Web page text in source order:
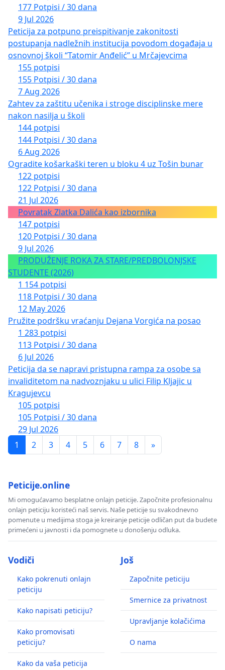
177 Potpisi / 30 dana
9 Jul 2026
Peticija za potpuno preispitivanje zakonitosti
postupanja nadležnih institucija povodom događaja u
osnovnoj školi “Tatomir Anđelić” u Mrčajevcima
155 potpisi
155 Potpisi / 30 dana
7 Aug 2026
Zahtev za zaštitu učenika i stroge disciplinske mere
nakon nasilja u školi
144 potpisi
144 Potpisi / 30 dana
6 Aug 2026
Ogradite košarkaški teren u bloku 4 uz Tošin bunar
122 potpisi
122 Potpisi / 30 dana
21 Jul 2026
Povratak Zlatka Dalića kao izbornika
147 potpisi
120 Potpisi / 30 dana
9 Jul 2026
PRODUŽENJE ROKA ZA STARE/PREDBOLONJSKE
STUDENTE (2026)
1 154 potpisi
118 Potpisi / 30 dana
12 May 2026
Pružite podršku vraćanju Dejana Vorgića na posao
1 283 potpisi
113 Potpisi / 30 dana
6 Jul 2026
Peticija da se napravi pristupna rampa za osobe sa
invaliditetom na nadvoznjaku u ulici Filip Kljajic u
Kragujevcu
105 potpisi
105 Potpisi / 30 dana
29 Jul 2026
1
2 3 4 5 6 7 8 »
Peticije.online
Mi omogućavamo besplatne onlajn peticije. Započnite profesionalnu
onlajn peticiju koristeći naš servis. Naše peticije su svakodnevno
pomenute u medijima stoga je kreiranje peticije odličan put da budete
primećeni u javnosti i da pomognete u donošenju odluka.
Vodiči
Kako pokrenuti onlajn
peticiju
Kako napisati peticiju?
Kako promovisati
peticiju?
Kako da vaša peticija
Još
Započnite peticiju
Smernice za privatnost
Upravljanje kolačićima
O nama